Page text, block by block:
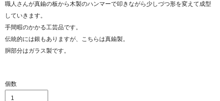
職人さんが真鍮の板から木製のハンマーで叩きながら少しづつ形を変えて成型
していきます。
手間暇のかかる工芸品です。
伝統的には銀もありますが、こちらは真鍮製。
胴部分はガラス製です。
個数